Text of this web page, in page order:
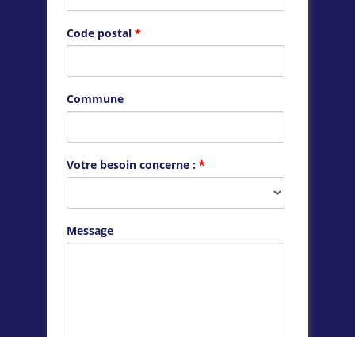
Code postal *
Commune
Votre besoin concerne : *
Message